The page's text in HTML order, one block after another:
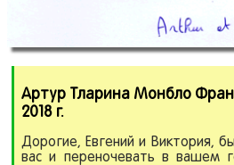
Артур Тларина Монбло
2018 г.
Дорогие, Евгений и Виктория,
вас и переночевать в вашем